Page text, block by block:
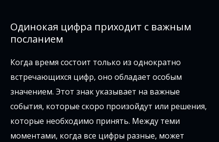
Одинокая цифра приходит с важным
посланием
Когда время состоит только из однократно
встречающихся цифр, оно обладает особым
значением. Этот знак указывает на важные
события, которые скоро произойдут или решения,
которые необходимо принять. Между теми
моментами, когда все цифры разные, может